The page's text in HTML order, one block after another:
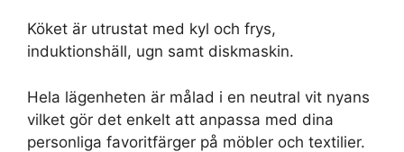
Köket är utrustat med kyl och frys,
induktionshäll, ugn samt diskmaskin.
Hela lägenheten är målad i en neutral vit nyans
vilket gör det enkelt att anpassa med dina
personliga favoritfärger på möbler och textilier.